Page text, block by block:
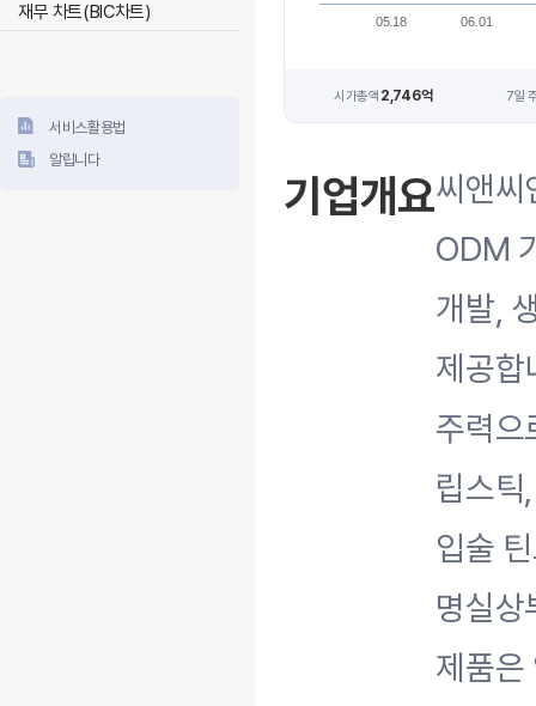
재무 차트(BIC차트)
서비스활용법
알립니다
05.18 06.01
시가총액 2,746억 7일
기업개요씨앤씨
ODM
개발,
제공합
주력으
립스틱
입술
명실상
제품은